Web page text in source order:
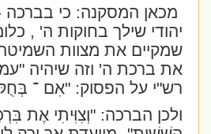
מכאן המסקנה: כי בברכה -
יהודי שילך בחוקות ה',
שמקיים את מצוות השמיטה
את ברכת ה' וזה שיהיה
רש"י על הפסוק:"אִם ־
ולכן הברכה: " וְצִוִּיתִי אֶת